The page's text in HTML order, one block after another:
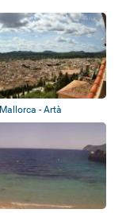
Mallorca - Artà